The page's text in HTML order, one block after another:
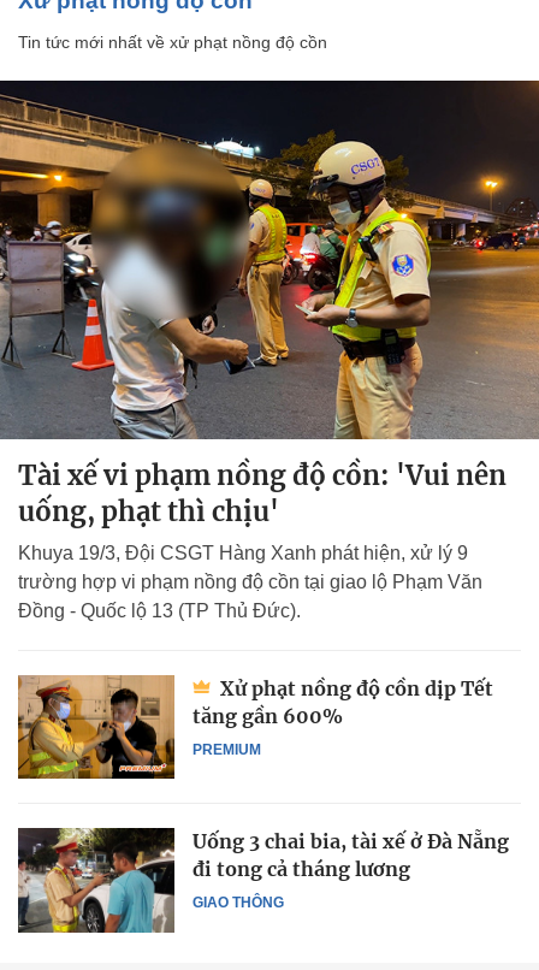
Tin tức mới nhất về xử phạt nồng độ cồn
Tài xế vi phạm nồng độ cồn: 'Vui nên
uống, phạt thì chịu'
Khuya 19/3, Đội CSGT Hàng Xanh phát hiện, xử lý 9
trường hợp vi phạm nồng độ cồn tại giao lộ Phạm Văn
Đồng - Quốc lộ 13 (TP Thủ Đức).
PREMIUM
Xử phạt nồng độ cồn dịp Tết
tăng gần 600%
GIAO THÔNG
Uống 3 chai bia, tài xế ở Đà Nẵng
đi tong cả tháng lương